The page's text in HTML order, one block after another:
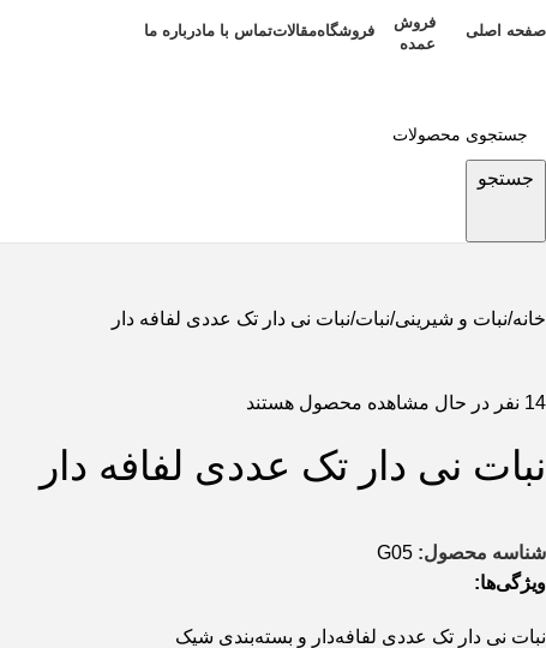
صفحه اصلی
فروش
عمده
فروشگاهمقالاتتماس با مادرباره ما
جستجو
خانه نبات و شیرینی نبات نبات نی دار تک عددی لفافه دار
14 نفر در حال مشاهده محصول هستند
نبات نی دار تک عددی لفافه دار
شناسه محصول: G05
ویژگی‌ها:
نبات نی دار تک عددی لفافه‌دار و بسته‌بندی شیک